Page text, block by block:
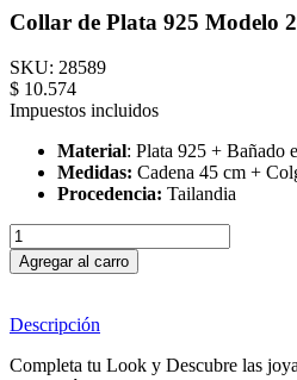
Collar de Plata 925 Modelo
SKU: 28589
$ 10.574
Impuestos incluidos
Material: Plata 925 + Bañado
Medidas: Cadena 45 cm +
Procedencia: Tailandia
Agregar al carro
Descripción
Completa tu Look y Descubre las